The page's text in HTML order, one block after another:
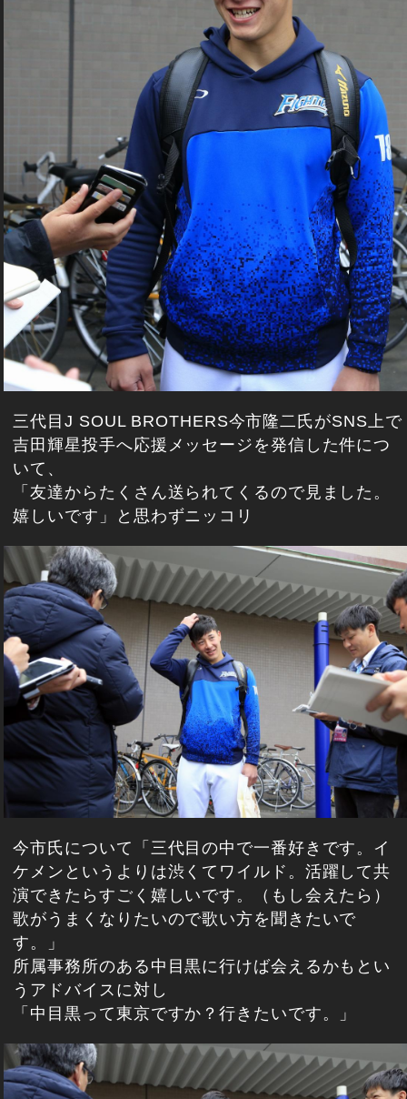
三代目J SOUL BROTHERS今市隆二氏がSNS上で
吉田輝星投手へ応援メッセージを発信した件につ
いて、
「友達からたくさん送られてくるので見ました。
嬉しいです」と思わずニッコリ
今市氏について「三代目の中で一番好きです。イ
ケメンというよりは渋くてワイルド。活躍して共
演できたらすごく嬉しいです。（もし会えたら）
歌がうまくなりたいので歌い方を聞きたいで
す。」
所属事務所のある中目黒に行けば会えるかもとい
うアドバイスに対し
「中目黒って東京ですか？行きたいです。」